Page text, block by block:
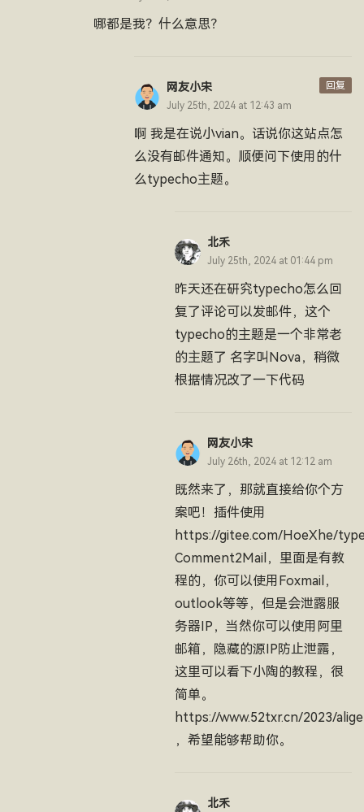
哪都是我？什么意思？
网友小宋
July 25th, 2024 at 12:43 am
啊 我是在说小vian。话说你这站点怎
么没有邮件通知。顺便问下使用的什
么typecho主题。
回复
北禾
July 25th, 2024 at 01:44 pm
昨天还在研究typecho怎么回
复了评论可以发邮件，这个
typecho的主题是一个非常老
的主题了 名字叫Nova，稍微
根据情况改了一下代码
网友小宋
July 26th, 2024 at 12:12 am
既然来了，那就直接给你个方
案吧！插件使用
https://gitee.com/HoeXhe/
Comment2Mail，里面是有教
程的，你可以使用Foxmail，
outlook等等，但是会泄露服
务器IP，当然你可以使用阿里
邮箱，隐藏的源IP防止泄露，
这里可以看下小陶的教程，很
简单。
https://www.52txr.cn/2023/
，希望能够帮助你。
北禾